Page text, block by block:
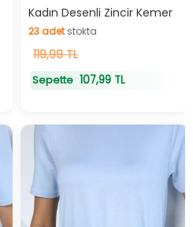
Hızlı Teslimat
Kadın Desenli Zincir Kemer
23adetstokta
23adetstokta
119,99 TL
Sepette 107,99 TL